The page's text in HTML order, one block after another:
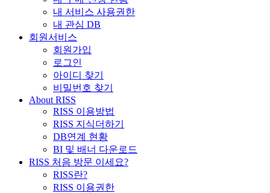
내 서비스 사용권한
내 관심 DB
회원서비스
회원가입
로그인
아이디 찾기
비밀번호 찾기
About RISS
RISS 이용방법
RISS 지식더하기
DB연계 현황
BI 및 배너 다운로드
RISS 처음 방문 이세요?
RISS란?
RISS 이용권한